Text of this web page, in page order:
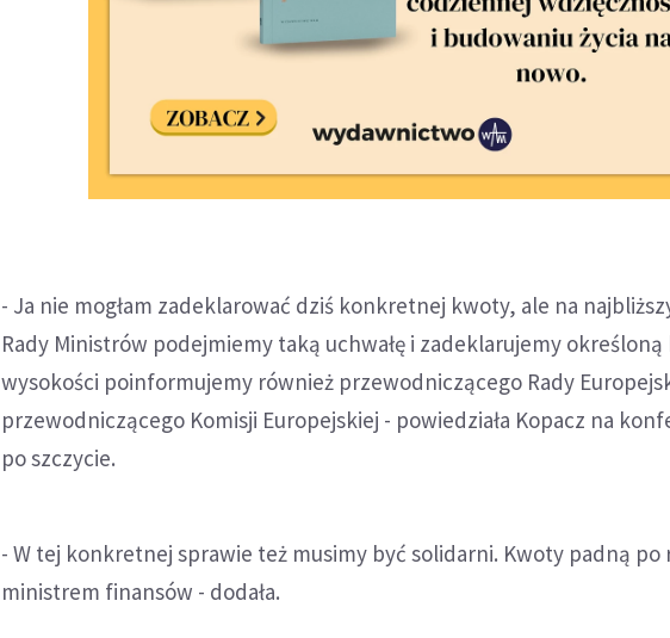
- Ja nie mogłam zadeklarować dziś konkretnej kwoty, ale na
Rady Ministrów podejmiemy taką uchwałę i zadeklarujemy
wysokości poinformujemy również przewodniczącego Rady
przewodniczącego Komisji Europejskiej - powiedziała Kopacz na
po szczycie.
- W tej konkretnej sprawie też musimy być solidarni. Kwoty padną po
ministrem finansów - dodała.